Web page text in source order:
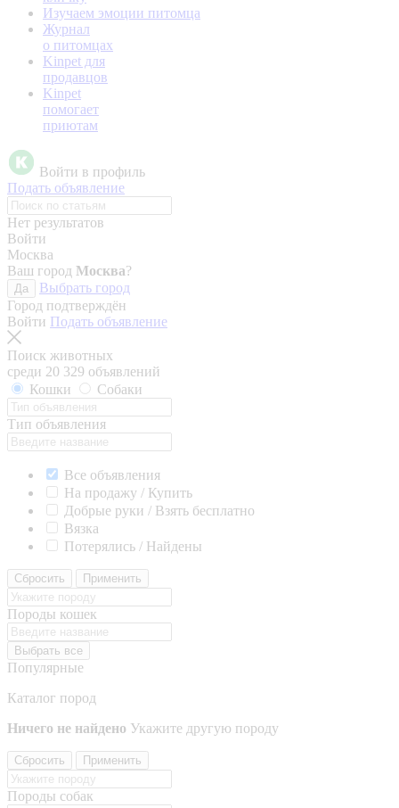
Изучаем эмоции питомца
Журнал
о питомцах
Kinpet для
продавцов
Kinpet
помогает
приютам
Войти в профиль
Подать объявление
Нет результатов
Войти
Москва
Ваш город Москва?
Да
Выбрать город
Город подтверждён
Войти Подать объявление
Поиск животных
среди 20 329 объявлений
Кошки
Собаки
Тип объявления
Все объявления
На продажу / Купить
Добрые руки / Взять бесплатно
Вязка
Потерялись / Найдены
Сбросить Применить
Породы кошек
Выбрать все
Популярные
Каталог пород
Ничего не найдено Укажите другую породу
Сбросить Применить
Породы собак